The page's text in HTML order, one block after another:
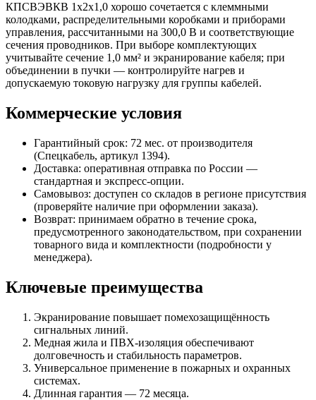
КПСВЭВКВ 1х2х1,0 хорошо сочетается с клеммными
колодками, распределительными коробками и приборами
управления, рассчитанными на 300,0 В и соответствующие
сечения проводников. При выборе комплектующих
учитывайте сечение 1,0 мм² и экранирование кабеля; при
объединении в пучки — контролируйте нагрев и
допускаемую токовую нагрузку для группы кабелей.
Коммерческие условия
Гарантийный срок: 72 мес. от производителя
(Спецкабель, артикул 1394).
Доставка: оперативная отправка по России —
стандартная и экспресс-опции.
Самовывоз: доступен со складов в регионе присутствия
(проверяйте наличие при оформлении заказа).
Возврат: принимаем обратно в течение срока,
предусмотренного законодательством, при сохранении
товарного вида и комплектности (подробности у
менеджера).
Ключевые преимущества
Экранирование повышает помехозащищённость
сигнальных линий.
Медная жила и ПВХ-изоляция обеспечивают
долговечность и стабильность параметров.
Универсальное применение в пожарных и охранных
системах.
Длинная гарантия — 72 месяца.